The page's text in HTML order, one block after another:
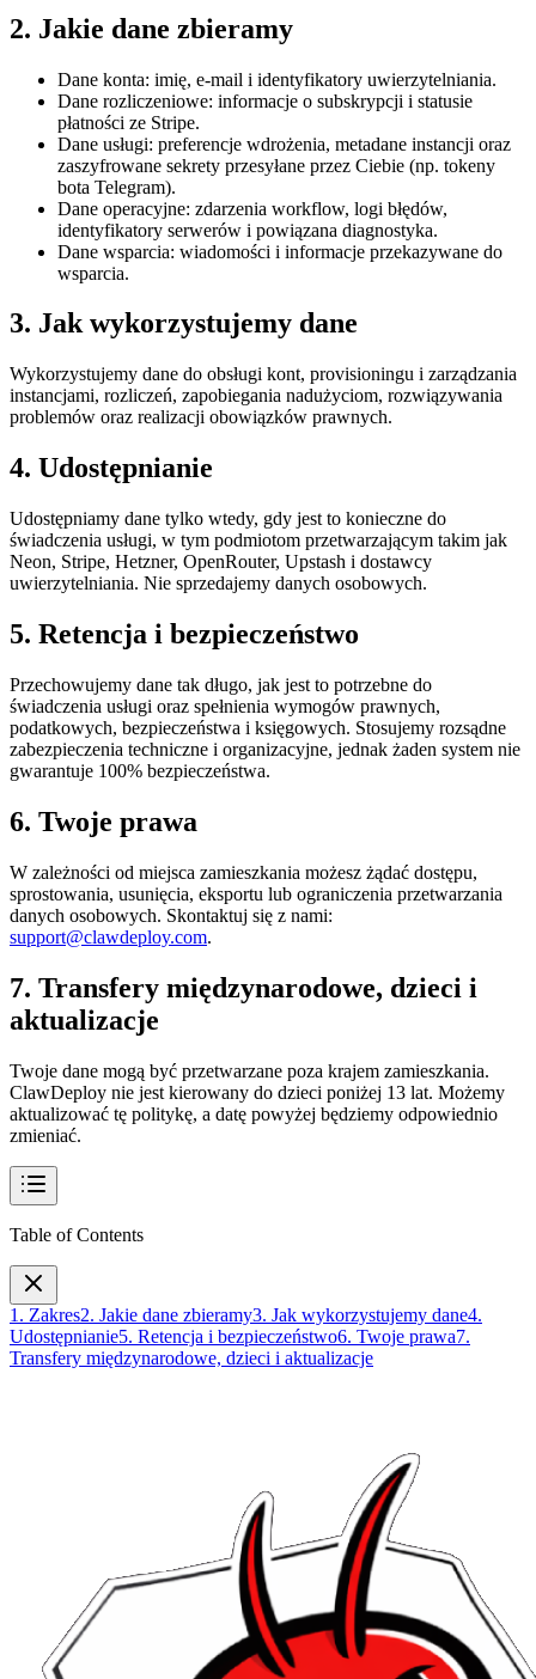
2. Jakie dane zbieramy
Dane konta: imię, e-mail i identyfikatory uwierzytelniania.
Dane rozliczeniowe: informacje o subskrypcji i statusie
płatności ze Stripe.
Dane usługi: preferencje wdrożenia, metadane instancji oraz
zaszyfrowane sekrety przesyłane przez Ciebie (np. tokeny
bota Telegram).
Dane operacyjne: zdarzenia workflow, logi błędów,
identyfikatory serwerów i powiązana diagnostyka.
Dane wsparcia: wiadomości i informacje przekazywane do
wsparcia.
3. Jak wykorzystujemy dane
Wykorzystujemy dane do obsługi kont, provisioningu i zarządzania
instancjami, rozliczeń, zapobiegania nadużyciom, rozwiązywania
problemów oraz realizacji obowiązków prawnych.
4. Udostępnianie
Udostępniamy dane tylko wtedy, gdy jest to konieczne do
świadczenia usługi, w tym podmiotom przetwarzającym takim jak
Neon, Stripe, Hetzner, OpenRouter, Upstash i dostawcy
uwierzytelniania. Nie sprzedajemy danych osobowych.
5. Retencja i bezpieczeństwo
Przechowujemy dane tak długo, jak jest to potrzebne do
świadczenia usługi oraz spełnienia wymogów prawnych,
podatkowych, bezpieczeństwa i księgowych. Stosujemy rozsądne
zabezpieczenia techniczne i organizacyjne, jednak żaden system nie
gwarantuje 100% bezpieczeństwa.
6. Twoje prawa
W zależności od miejsca zamieszkania możesz żądać dostępu,
sprostowania, usunięcia, eksportu lub ograniczenia przetwarzania
danych osobowych. Skontaktuj się z nami:
support@clawdeploy.com.
7. Transfery międzynarodowe, dzieci i
aktualizacje
Twoje dane mogą być przetwarzane poza krajem zamieszkania.
ClawDeploy nie jest kierowany do dzieci poniżej 13 lat. Możemy
aktualizować tę politykę, a datę powyżej będziemy odpowiednio
zmieniać.
Table of Contents
1. Zakres2. Jakie dane zbieramy3. Jak wykorzystujemy dane4.
Udostępnianie5. Retencja i bezpieczeństwo6. Twoje prawa7.
Transfery międzynarodowe, dzieci i aktualizacje